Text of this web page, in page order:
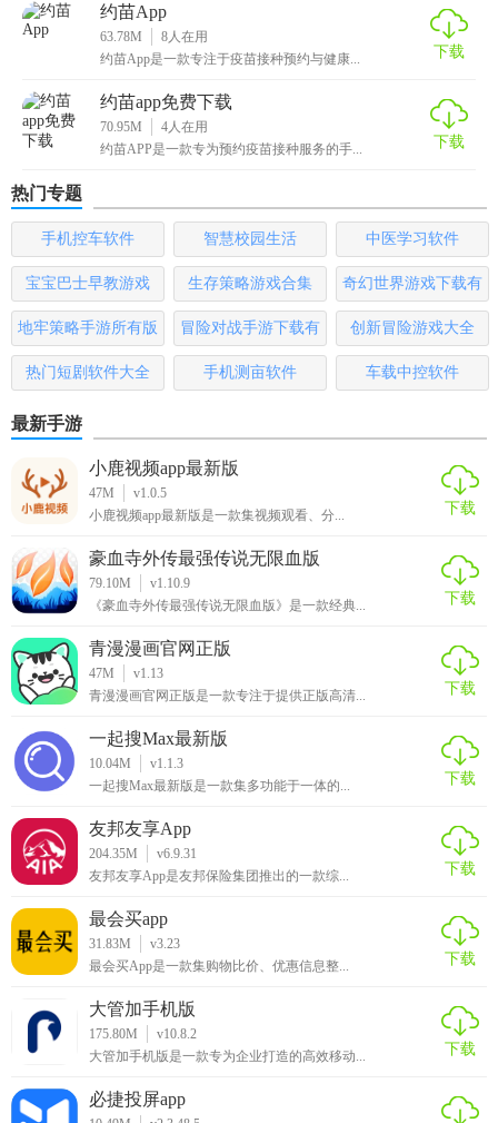
3. 选择需要预约的疫苗类型或接种点名称进行搜索。
4. 查看搜索结果中的疫苗库存和接种时间，选择合适的预约
时间。
5. 确认预约信息后，进行在线支付或选择其他支付方式完成
6. 在“我的”页面查看预约记录、接种提醒及疫苗接种知识。
【约苗安卓最新版推荐】
约苗安卓最新版是一款非常实用的疫苗接种预约工具，尤其
适合需要频繁接种疫苗的家庭使用。其全面的信息覆盖、便
捷的预约流程以及丰富的功能设置，为用户提供了极大的便
利。如果您或您的家人需要接种疫苗，不妨试试这款软件
吧！
约苗App
63.78M 8人在用
约苗App是一款专注于疫苗接种预约与健康...
下载
约苗app免费下载
70.95M 4人在用
约苗APP是一款专为预约疫苗接种服务的手...
下载
热门专题
手机控车软件 智慧校园生活 中医学习软件
宝宝巴士早教游戏 生存策略游戏合集
奇幻世界游戏下载有
哪些
地牢策略手游所有版
本
冒险对战手游下载有
哪些
创新冒险游戏大全
热门短剧软件大全 手机测亩软件 车载中控软件
最新手游
小鹿视频app最新版
47M
v1.0.5
小鹿视频app最新版是一款集视频观看、分...
下载
豪血寺外传最强传说无限血版
79.10M
v1.10.9
《豪血寺外传最强传说无限血版》是一款经典...
下载
青漫漫画官网正版
47M
v1.13
青漫漫画官网正版是一款专注于提供正版高清...
下载
一起搜Max最新版
10.04M
v1.1.3
一起搜Max最新版是一款集多功能于一体的...
下载
友邦友享App
204.35M
v6.9.31
友邦友享App是友邦保险集团推出的一款综...
下载
最会买app
31.83M
v3.23
最会买App是一款集购物比价、优惠信息整...
下载
大管加手机版
175.80M
v10.8.2
大管加手机版是一款专为企业打造的高效移动...
下载
必捷投屏app